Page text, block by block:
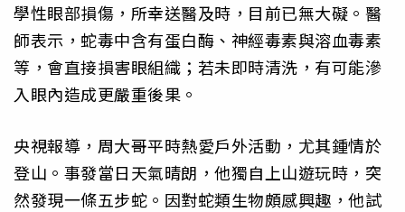
學性眼部損傷，所幸送醫及時，目前已無大礙。醫
師表示，蛇毒中含有蛋白酶、神經毒素與溶血毒素
等，會直接損害眼組織；若未即時清洗，有可能滲
入眼內造成更嚴重後果。
央視報導，周大哥平時熱愛戶外活動，尤其鍾情於
登山。事發當日天氣晴朗，他獨自上山遊玩時，突
然發現一條五步蛇。因對蛇類生物頗感興趣，他試